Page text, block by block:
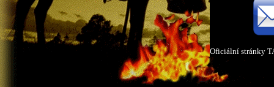
Oficiální stránky